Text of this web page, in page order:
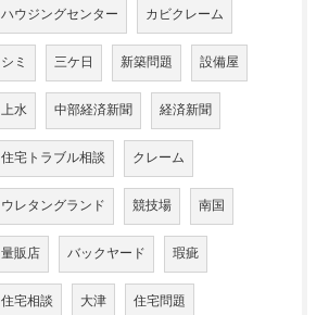
ハウジングセンター カビクレーム
シミ 三ケ日 新築問題 設備屋
上水 中部経済新聞 経済新聞
住宅トラブル相談 クレーム
ウレタングランド 競技場 南国
量販店 バックヤード 瑕疵
住宅相談 大津 住宅問題